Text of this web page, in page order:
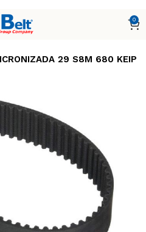
0
29 S8M 680